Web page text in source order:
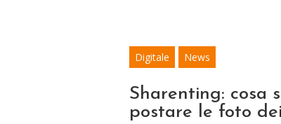
Digitale News
Sharenting: cosa
postare le foto